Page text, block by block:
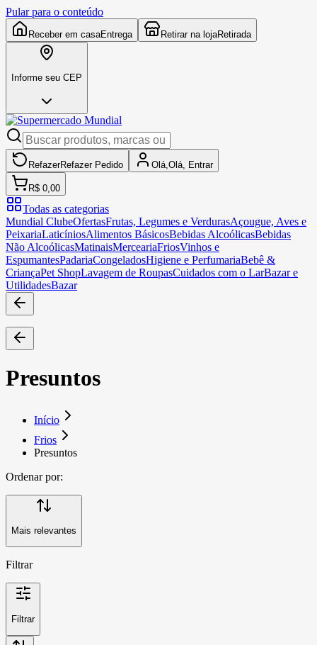
Pular para o conteúdo
Receber em casaEntrega Retirar na lojaRetirada
Informe seu CEP
RefazerRefazer Pedido Olá, Olá, Entrar
R$ 0,00
Todas as categorias
Mundial ClubeOfertasFrutas, Legumes e VerdurasAçougue, Aves e
PeixariaLaticíniosAlimentos BásicosBebidas AlcoólicasBebidas
Não AlcoólicasMatinaisMerceariaFriosVinhos e
EspumantesPadariaCongeladosHigiene e PerfumariaBebê &
CriançaPet ShopLavagem de RoupasCuidados com o LarBazar e
UtilidadesBazar
Presuntos
Início
Frios
Presuntos
Ordenar por:
Mais relevantes
Filtrar
Filtrar